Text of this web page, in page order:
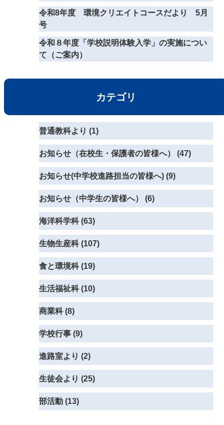
令和8年度 環境クリエイトコースだより 5月
号
令和８年度「学校説明体験入学」の実施につい
て（ご案内）
カテゴリ
普通教科より (1)
お知らせ（在校生・保護者の皆様へ） (47)
お知らせ(中学校進路担当の皆様へ) (9)
お知らせ（中学生の皆様へ） (6)
海洋科学科 (63)
生物生産科 (107)
食と環境科 (19)
生活福祉科 (10)
商業科 (8)
学校行事 (9)
進路室より (2)
生徒会より (25)
部活動 (13)